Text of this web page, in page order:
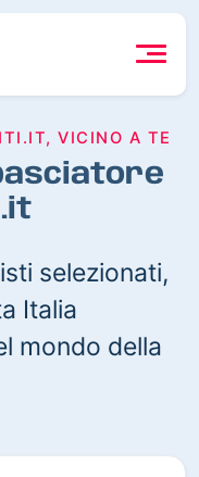
VICINO A TE
selezionati,
Italia
mondo della